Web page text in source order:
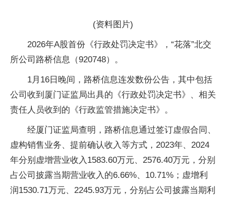
(资料图片)
2026年A股首份《行政处罚决定书》，“花落”北交
所公司路桥信息（920748）。
1月16日晚间，路桥信息连发数份公告，其中包括
公司收到厦门证监局出具的《行政处罚决定书》、相关
责任人员收到的《行政监管措施决定书》。
经厦门证监局查明，路桥信息通过签订虚假合同、
虚构销售业务、提前确认收入等方式，2023年、2024
年分别虚增营业收入1583.60万元、2576.40万元，分别
占公司披露当期营业收入的6.66%、10.71%；虚增利
润1530.71万元、2245.93万元，分别占公司披露当期利